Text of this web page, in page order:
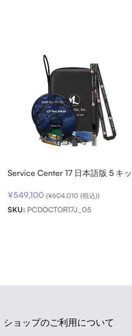
Service Center 17 日本語版 5 キッ
¥549,100 (¥604,010 (税込))
SKU: PCDOCTOR17J_05
ショップのご利用について